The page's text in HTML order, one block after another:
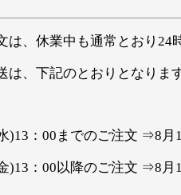
、休業中も通常とおり24
は、下記のとおりとなります
)13：00までのご注文 ⇒8月
)13：00以降のご注文 ⇒8月